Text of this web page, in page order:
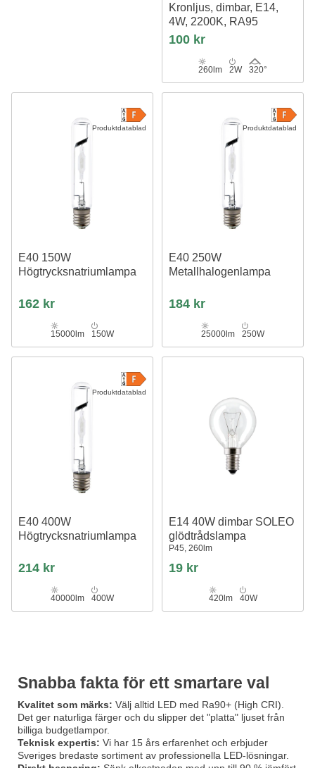
Kronljus, dimbar, E14,
4W, 2200K, RA95
100 kr
260lm 2W 320°
Produktdatablad
E40 150W
Högtrycksnatriumlampa
162 kr
15000lm 150W
Produktdatablad
E40 250W
Metallhalogenlampa
184 kr
25000lm 250W
Produktdatablad
E40 400W
Högtrycksnatriumlampa
214 kr
40000lm 400W
E14 40W dimbar SOLEO
glödtrådslampa
P45, 260lm
19 kr
420lm 40W
Snabba fakta för ett smartare val
Kvalitet som märks: Välj alltid LED med Ra90+ (High CRI).
Det ger naturliga färger och du slipper det "platta" ljuset från
billiga budgetlampor.
Teknisk expertis: Vi har 15 års erfarenhet och erbjuder
Sveriges bredaste sortiment av professionella LED-lösningar.